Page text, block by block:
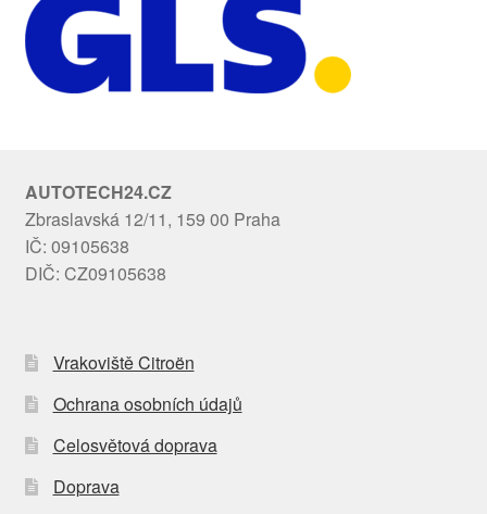
AUTOTECH24.CZ
Zbraslavská 12/11, 159 00 Praha
IČ: 09105638
DIČ: CZ09105638
Vrakoviště Citroën
Ochrana osobních údajů
Celosvětová doprava
Doprava